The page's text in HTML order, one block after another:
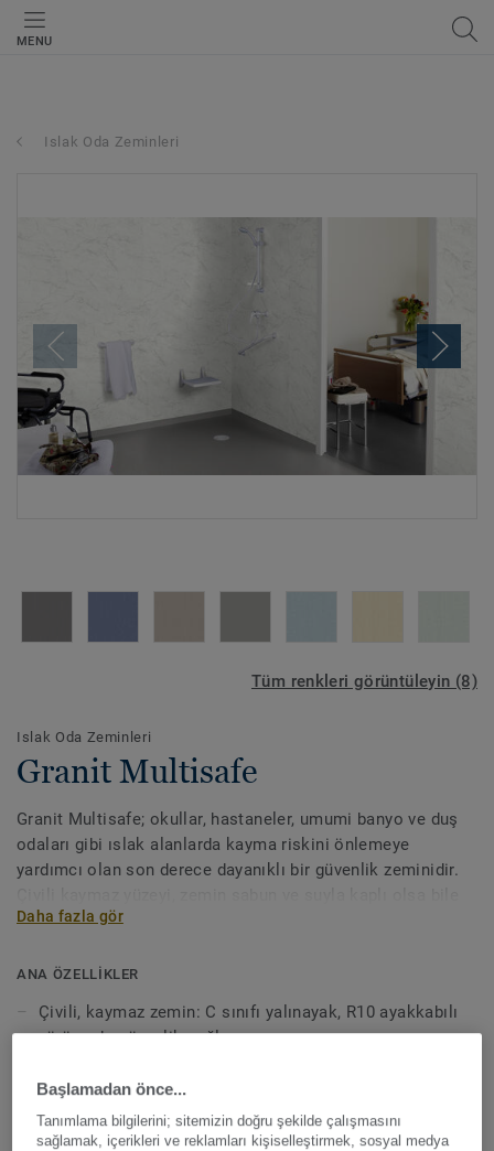
MENU
Islak Oda Zeminleri
Tüm renkleri görüntüleyin (8)
Islak Oda Zeminleri
Granit Multisafe
Granit Multisafe; okullar, hastaneler, umumi banyo ve duş
odaları gibi ıslak alanlarda kayma riskini önlemeye
yardımcı olan son derece dayanıklı bir güvenlik zeminidir.
çıplak ayaklar için yüksek düzeyde koruma sağlar. 8 yeni
aksesuarlarıyla uyumlu olacak şekilde özel olarak
sunar. Ayrıca binanın diğer alanlarında Koruma Duvarı ve
Excellence zeminleriyle de uyumlu bir şekilde kullanılabilir.
Daha fazla gör
ANA ÖZELLİKLER
Çivili, kaymaz zemin: C sınıfı yalınayak, R10 ayakkabılı
yürümede güvenlik sağlar
Geri dönüştürülebilir kesimler ve kullanım sonrası
malzemeler
Başlamadan önce...
Tanımlama bilgilerini; sitemizin doğru şekilde çalışmasını
sağlamak, içerikleri ve reklamları kişiselleştirmek, sosyal medya